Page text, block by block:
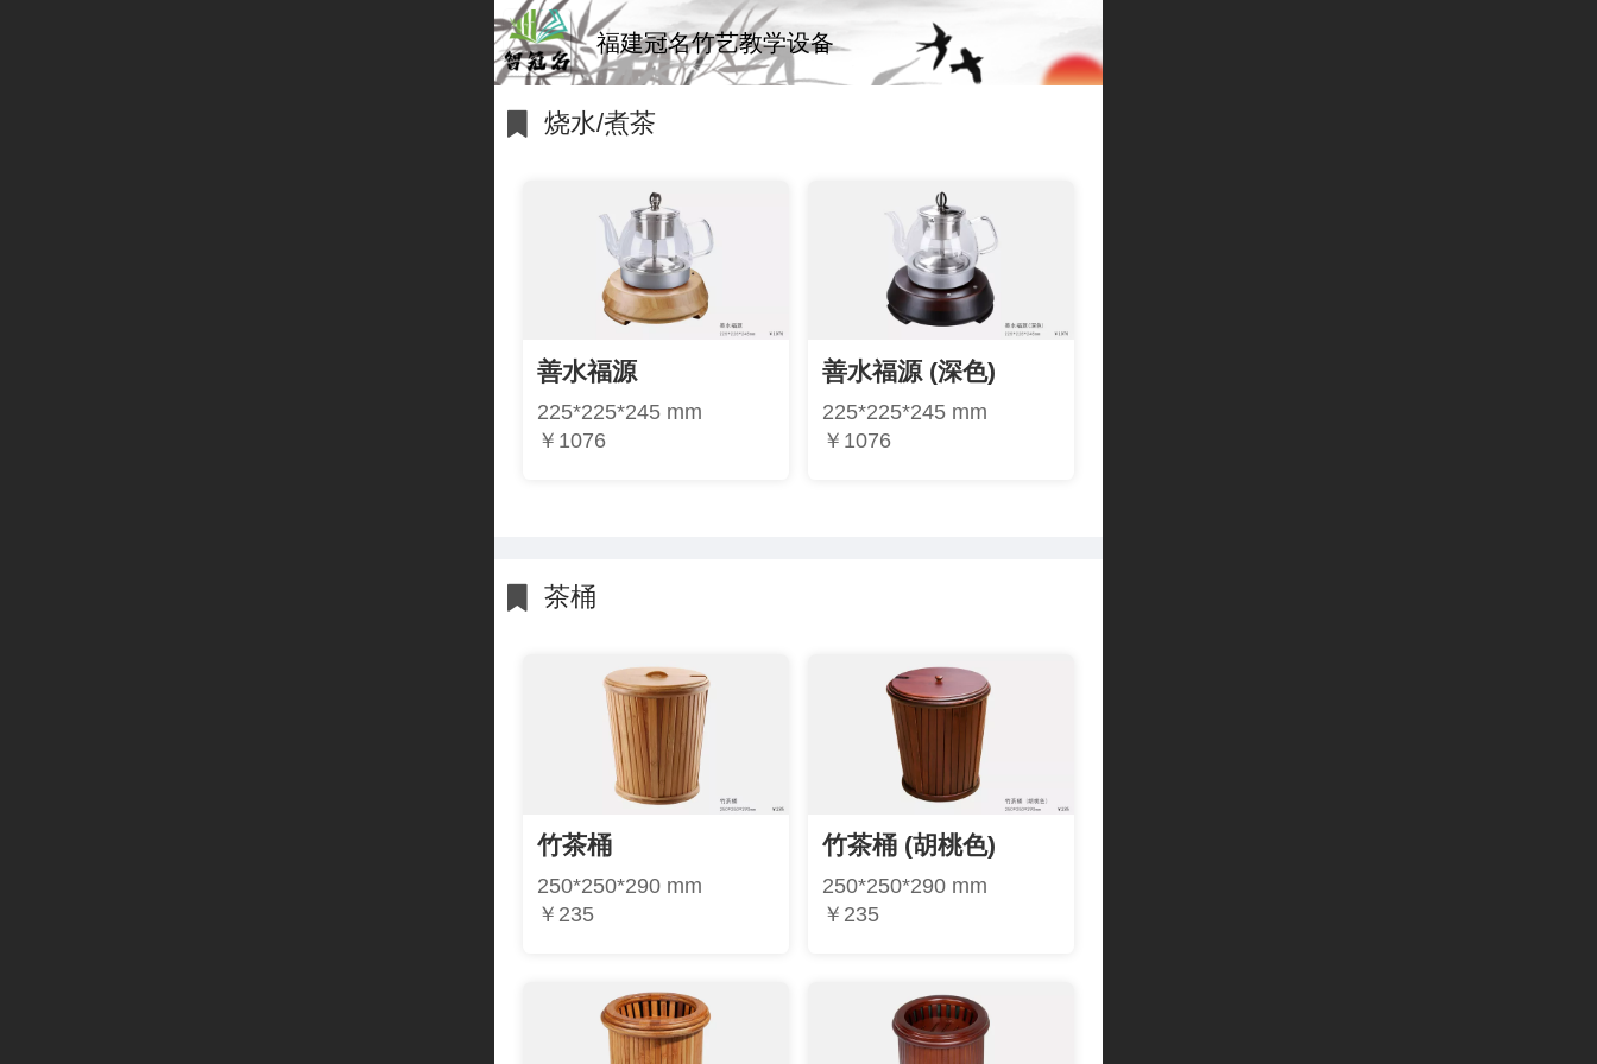
福建冠名竹艺教学设备
烧水/煮茶
善水福源
225*225*245 mm
￥1076
善水福源 (深色)
225*225*245 mm
￥1076
茶桶
竹茶桶
250*250*290 mm
￥235
竹茶桶 (胡桃色)
250*250*290 mm
￥235